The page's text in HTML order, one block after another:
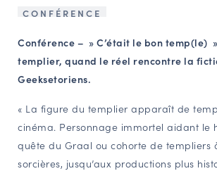
Espace acteurs
NAVIGATION FILTRÉE «
PORTAIL CULTURE
Comité d'Histoire Régionale
Service Inventaire et Patrimoines de la
CONFÉRENCE
Conférence – » C’était le bon temp(le)
templier, quand le réel rencontre la
Geeksetoriens.
« La figure du templier apparaît de
cinéma. Personnage immortel aidant le
quête du Graal ou cohorte de templiers
sorcières, jusqu’aux productions plus